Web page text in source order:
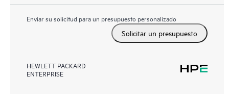
Enviar su solicitud para un presupuesto personalizado
Solicitar un presupuesto
HEWLETT PACKARD
ENTERPRISE